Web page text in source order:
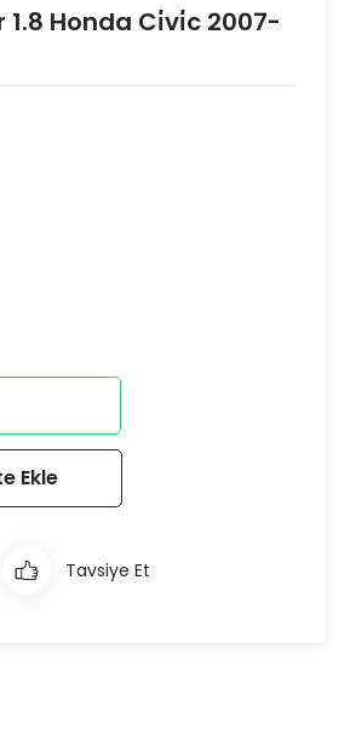
1.8 Honda Ci̇vi̇c 2007-
Ekle
Tavsiye Et